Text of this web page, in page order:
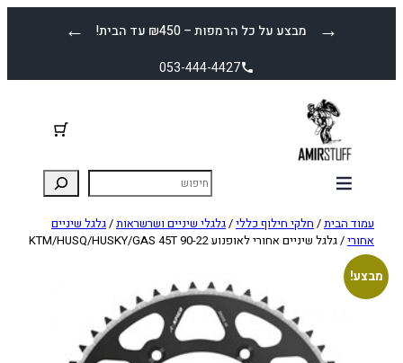
← מבצע על כל הרמפות – ₪450 עד הבית! →
053-444-4427
עמוד הבית/ חלקי חילוף כללי/גלגלי שיניים ושרשראות/גלגל שיניים
אחורי/ גלגל שיניים אחורי לאופנוע KTM/HUSQ/HUSKY/GAS 45T 90-22
מבצע!